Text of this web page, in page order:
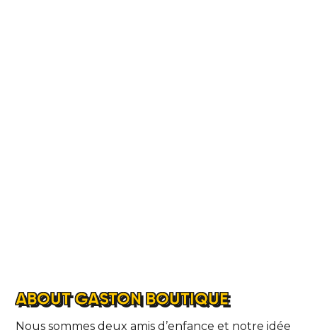
ABOUT GASTON BOUTIQUE
Nous sommes deux amis d’enfance et notre idée